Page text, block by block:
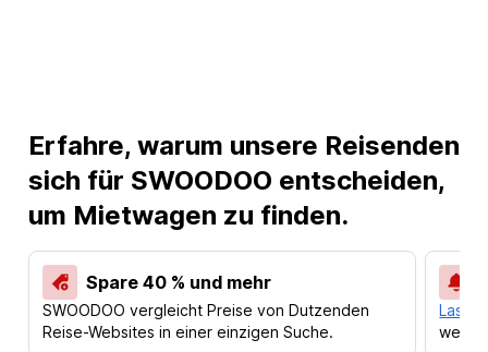
Erfahre, warum unsere Reisenden
sich für SWOODOO entscheiden,
um Mietwagen zu finden.
Spare 40 % und mehr
SWOODOO vergleicht Preise von Dutzenden
Reise-Websites in einer einzigen Suche.
Lass